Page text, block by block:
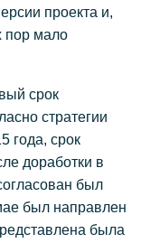
проекта и,
пор мало
срок
стратегии
года, срок
доработки в
был
был направлен
была